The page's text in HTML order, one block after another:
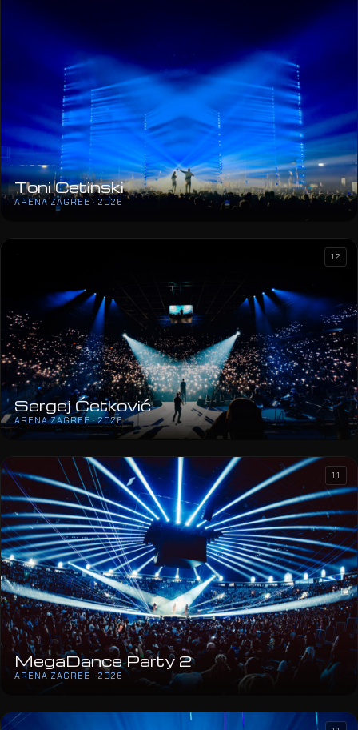
Jakov Jozinović
ARENA ZAGREB · 2026
Toni Cetinski
ARENA ZAGREB · 2026
Sergej Ćetković
ARENA ZAGREB · 2026
12
MegaDance Party 2
ARENA ZAGREB · 2026
11